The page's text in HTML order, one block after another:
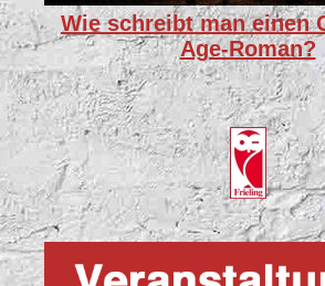
Wie schreibt man einen
Age-Roman?